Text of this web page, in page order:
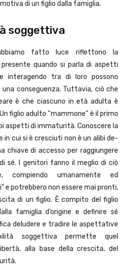
di un figlio dalla famiglia.
soggettiva
fatto luce riflettono la
quando si parla di aspetti
interagendo tra di loro possono
conseguenza. Tuttavia, ciò che
è che ciascuno in età adulta è
figlio adulto “mammone” è il primo
aspetti di immaturità. Conoscere la
in cui si è cresciuti non è un alibi de-
chiave di accesso per raggiungere
sé. I genitori fanno il meglio di ciò
umanamente ed
e potrebbero non essere mai pronti,
di un figlio. È compito del figlio
famiglia d’origine e definire sé
deludere e tradire le aspettative
soggettiva permette quel
alla base della crescita, del